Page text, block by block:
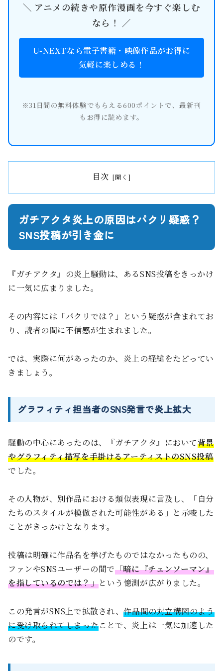
＼ アニメの続きや原作漫画を今すぐ楽しむ
なら！ ／
U-NEXTなら電子書籍・映像作品がお得に
気軽に楽しめる！
※31日間の無料体験でもらえる600ポイントで、最新刊
もお得に読めます。
目次
ガチアクタ炎上の原因はパクリ疑惑？
SNS投稿が引き金に
『ガチアクタ』の炎上騒動は、あるSNS投稿をきっかけ
に一気に広まりました。
その内容には「パクリでは？」という疑惑が含まれてお
り、読者の間に不信感が生まれました。
では、実際に何があったのか、炎上の経緯をたどってい
きましょう。
グラフィティ担当者のSNS発言で炎上拡大
騒動の中心にあったのは、『ガチアクタ』において背景
やグラフィティ描写を手掛けるアーティストのSNS投稿
でした。
その人物が、別作品における類似表現に言及し、「自分
たちのスタイルが模倣された可能性がある」と示唆した
ことがきっかけとなります。
投稿は明確に作品名を挙げたものではなかったものの、
ファンやSNSユーザーの間で「暗に『チェンソーマン』
を指しているのでは？」という憶測が広がりました。
この発言がSNS上で拡散され、作品間の対立構図のよう
に受け取られてしまったことで、炎上は一気に加速した
のです。